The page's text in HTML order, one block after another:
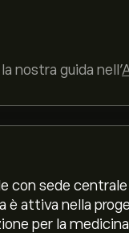
nostra guida nell’
con sede
è attiva nella
per la